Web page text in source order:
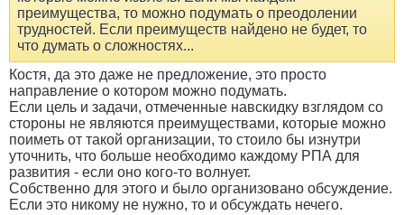
преимущества, то можно подумать о преодолении
трудностей. Если преимуществ найдено не будет, то
что думать о сложностях...
Костя, да это даже не предложение, это просто
направление о котором можно подумать.
Если цель и задачи, отмеченные навскидку взглядом со
стороны не являются преимуществами, которые можно
поиметь от такой организации, то стоило бы изнутри
уточнить, что больше необходимо каждому РПА для
развития - если оно кого-то волнует.
Собственно для этого и было организовано обсуждение.
Если это никому не нужно, то и обсуждать нечего.